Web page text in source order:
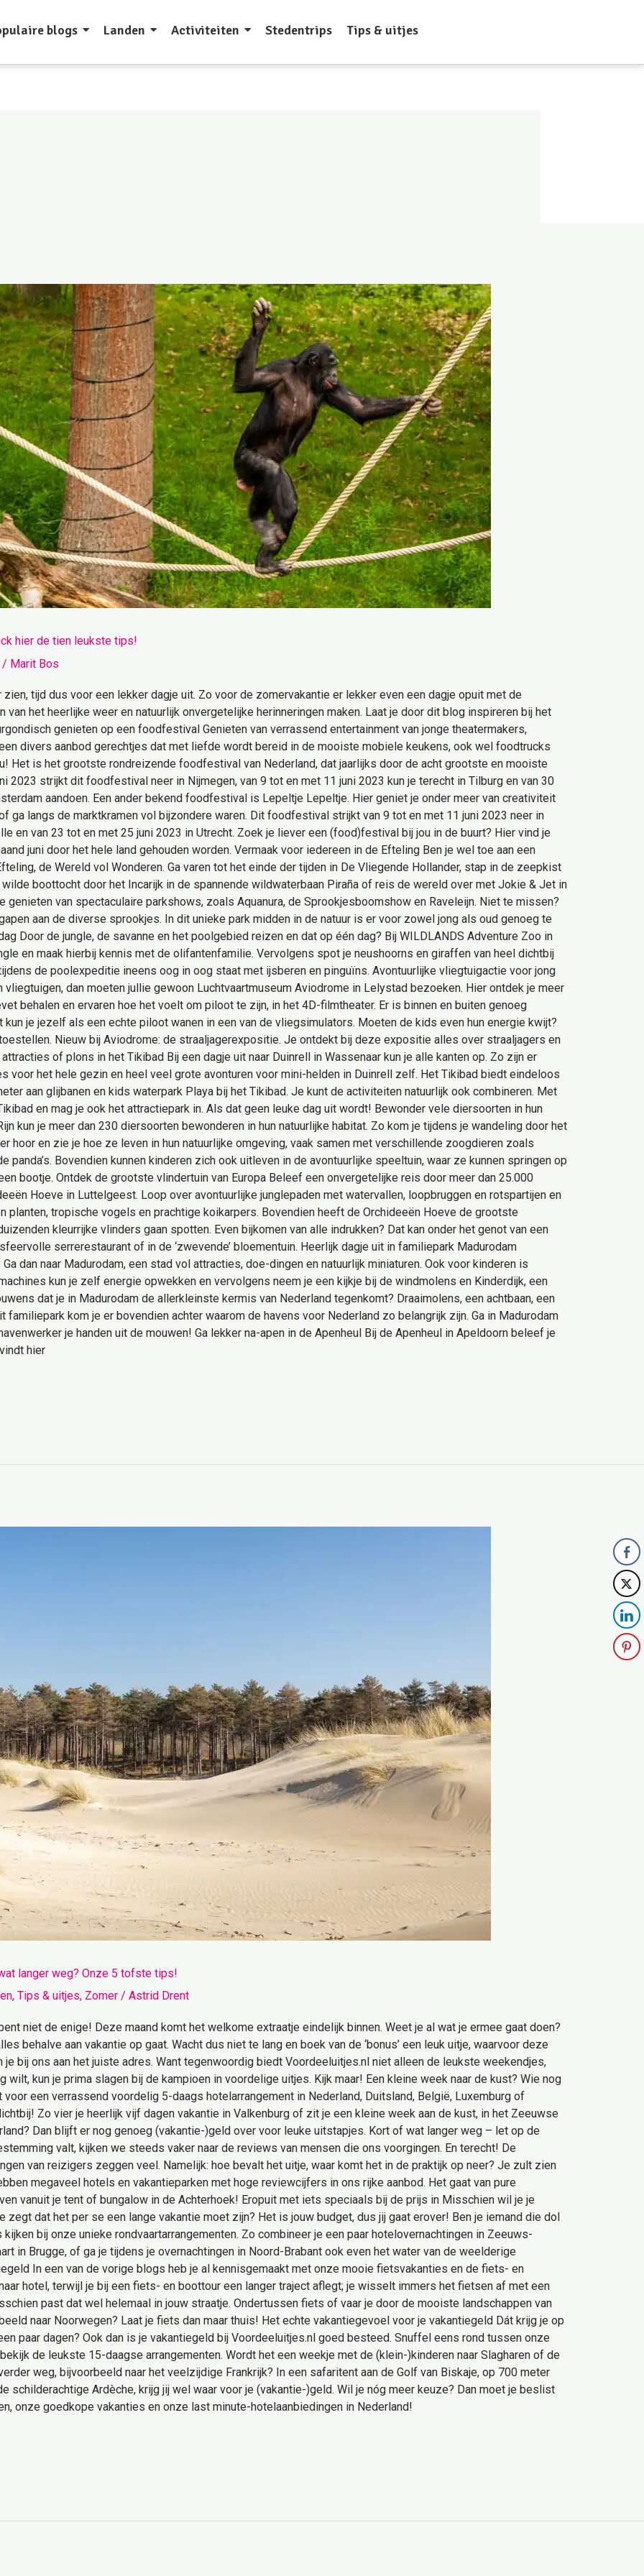
blogs Landen Activiteiten Stedentrips Tips & uitjes
hier de tien leukste tips!
/ Marit Bos
tijd dus voor een lekker dagje uit. Zo voor de zomervakantie er lekker even een dagje opuit met de
van het heerlijke weer en natuurlijk onvergetelijke herinneringen maken. Laat je door dit blog inspireren bij het
genieten op een foodfestival Genieten van verrassend entertainment van jonge theatermakers,
divers aanbod gerechtjes dat met liefde wordt bereid in de mooiste mobiele keukens, ook wel foodtrucks
Het is het grootste rondreizende foodfestival van Nederland, dat jaarlijks door de acht grootste en mooiste
2023 strijkt dit foodfestival neer in Nijmegen, van 9 tot en met 11 juni 2023 kun je terecht in Tilburg en van 30
aandoen. Een ander bekend foodfestival is Lepeltje Lepeltje. Hier geniet je onder meer van creativiteit
ga langs de marktkramen vol bijzondere waren. Dit foodfestival strijkt van 9 tot en met 11 juni 2023 neer in
en van 23 tot en met 25 juni 2023 in Utrecht. Zoek je liever een (food)festival bij jou in de buurt? Hier vind je
juni door het hele land gehouden worden. Vermaak voor iedereen in de Efteling Ben je wel toe aan een
de Wereld vol Wonderen. Ga varen tot het einde der tijden in De Vliegende Hollander, stap in de zeepkist
boottocht door het Incarijk in de spannende wildwaterbaan Piraña of reis de wereld over met Jokie & Jet in
genieten van spectaculaire parkshows, zoals Aquanura, de Sprookjesboomshow en Raveleijn. Niet te missen?
aan de diverse sprookjes. In dit unieke park midden in de natuur is er voor zowel jong als oud genoeg te
Door de jungle, de savanne en het poolgebied reizen en dat op één dag? Bij WILDLANDS Adventure Zoo in
en maak hierbij kennis met de olifantenfamilie. Vervolgens spot je neushoorns en giraffen van heel dichtbij
de poolexpeditie ineens oog in oog staat met ijsberen en pinguïns. Avontuurlijke vliegtuigactie voor jong
dan moeten jullie gewoon Luchtvaartmuseum Aviodrome in Lelystad bezoeken. Hier ontdek je meer
behalen en ervaren hoe het voelt om piloot te zijn, in het 4D-filmtheater. Er is binnen en buiten genoeg
kun je jezelf als een echte piloot wanen in een van de vliegsimulators. Moeten de kids even hun energie kwijt?
Nieuw bij Aviodrome: de straaljagerexpositie. Je ontdekt bij deze expositie alles over straaljagers en
of plons in het Tikibad Bij een dagje uit naar Duinrell in Wassenaar kun je alle kanten op. Zo zijn er
voor het hele gezin en heel veel grote avonturen voor mini-helden in Duinrell zelf. Het Tikibad biedt eindeloos
aan glijbanen en kids waterpark Playa bij het Tikibad. Je kunt de activiteiten natuurlijk ook combineren. Met
en mag je ook het attractiepark in. Als dat geen leuke dag uit wordt! Bewonder vele diersoorten in hun
kun je meer dan 230 diersoorten bewonderen in hun natuurlijke habitat. Zo kom je tijdens je wandeling door het
hoor en zie je hoe ze leven in hun natuurlijke omgeving, vaak samen met verschillende zoogdieren zoals
panda’s. Bovendien kunnen kinderen zich ook uitleven in de avontuurlijke speeltuin, waar ze kunnen springen op
bootje. Ontdek de grootste vlindertuin van Europa Beleef een onvergetelijke reis door meer dan 25.000
Hoeve in Luttelgeest. Loop over avontuurlijke junglepaden met watervallen, loopbruggen en rotspartijen en
planten, tropische vogels en prachtige koikarpers. Bovendien heeft de Orchideeën Hoeve de grootste
kleurrijke vlinders gaan spotten. Even bijkomen van alle indrukken? Dat kan onder het genot van een
serrerestaurant of in de ‘zwevende’ bloementuin. Heerlijk dagje uit in familiepark Madurodam
dan naar Madurodam, een stad vol attracties, doe-dingen en natuurlijk miniaturen. Ook voor kinderen is
kun je zelf energie opwekken en vervolgens neem je een kijkje bij de windmolens en Kinderdijk, een
dat je in Madurodam de allerkleinste kermis van Nederland tegenkomt? Draaimolens, een achtbaan, een
familiepark kom je er bovendien achter waarom de havens voor Nederland zo belangrijk zijn. Ga in Madurodam
je handen uit de mouwen! Ga lekker na-apen in de Apenheul Bij de Apenheul in Apeldoorn beleef je
hier
langer weg? Onze 5 tofste tips!
, Tips & uitjes, Zomer/ Astrid Drent
niet de enige! Deze maand komt het welkome extraatje eindelijk binnen. Weet je al wat je ermee gaat doen?
behalve aan vakantie op gaat. Wacht dus niet te lang en boek van de ‘bonus’ een leuk uitje, waarvoor deze
bij ons aan het juiste adres. Want tegenwoordig biedt Voordeeluitjes.nl niet alleen de leukste weekendjes,
wilt, kun je prima slagen bij de kampioen in voordelige uitjes. Kijk maar! Een kleine week naar de kust? Wie nog
een verrassend voordelig 5-daags hotelarrangement in Nederland, Duitsland, België, Luxemburg of
Zo vier je heerlijk vijf dagen vakantie in Valkenburg of zit je een kleine week aan de kust, in het Zeeuwse
Dan blijft er nog genoeg (vakantie-)geld over voor leuke uitstapjes. Kort of wat langer weg – let op de
valt, kijken we steeds vaker naar de reviews van mensen die ons voorgingen. En terecht! De
van reizigers zeggen veel. Namelijk: hoe bevalt het uitje, waar komt het in de praktijk op neer? Je zult zien
megaveel hotels en vakantieparken met hoge reviewcijfers in ons rijke aanbod. Het gaat van pure
vanuit je tent of bungalow in de Achterhoek! Eropuit met iets speciaals bij de prijs in Misschien wil je je
dat het per se een lange vakantie moet zijn? Het is jouw budget, dus jij gaat erover! Ben je iemand die dol
bij onze unieke rondvaartarrangementen. Zo combineer je een paar hotelovernachtingen in Zeeuws-
in Brugge, of ga je tijdens je overnachtingen in Noord-Brabant ook even het water van de weelderige
In een van de vorige blogs heb je al kennisgemaakt met onze mooie fietsvakanties en de fiets- en
hotel, terwijl je bij een fiets- en boottour een langer traject aflegt; je wisselt immers het fietsen af met een
past dat wel helemaal in jouw straatje. Ondertussen fiets of vaar je door de mooiste landschappen van
naar Noorwegen? Laat je fiets dan maar thuis! Het echte vakantiegevoel voor je vakantiegeld Dát krijg je op
paar dagen? Ook dan is je vakantiegeld bij Voordeeluitjes.nl goed besteed. Snuffel eens rond tussen onze
de leukste 15-daagse arrangementen. Wordt het een weekje met de (klein-)kinderen naar Slagharen of de
weg, bijvoorbeeld naar het veelzijdige Frankrijk? In een safaritent aan de Golf van Biskaje, op 700 meter
schilderachtige Ardèche, krijg jij wel waar voor je (vakantie-)geld. Wil je nóg meer keuze? Dan moet je beslist
onze goedkope vakanties en onze last minute-hotelaanbiedingen in Nederland!